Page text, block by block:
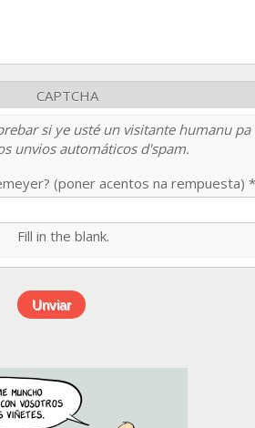
CAPTCHA
si ye usté un visitante humanu pa
unvios automáticos d'spam.
(poner acentos na rempuesta) *
Fill in the blank.